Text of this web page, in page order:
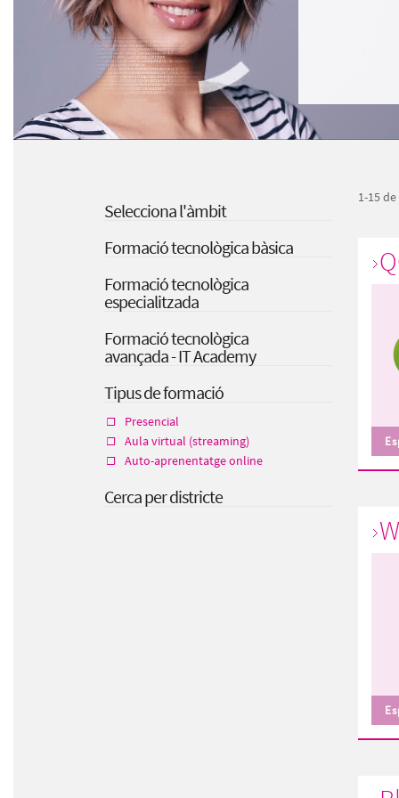
Selecciona l'àmbit
Formació tecnològica bàsica
Formació tecnològica
especialitzada
Formació tecnològica
avançada - IT Academy
Tipus de formació
Presencial
Aula virtual (streaming)
Auto-aprenentatge online
Cerca per districte
1-15